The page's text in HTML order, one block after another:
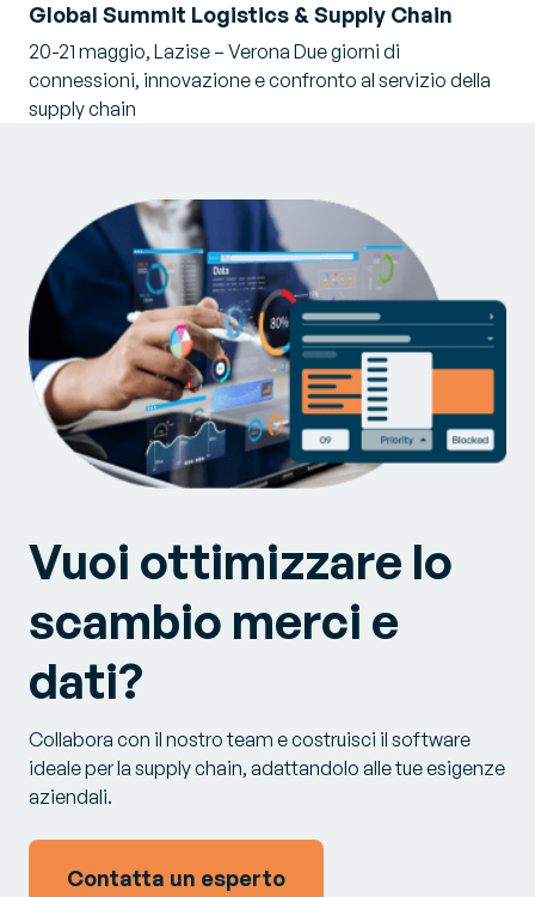
Global Summit Logistics & Supply Chain
20-21 maggio, Lazise – Verona Due giorni di
connessioni, innovazione e confronto al servizio della
supply chain
Vuoi ottimizzare lo
scambio merci e
dati?
Collabora con il nostro team e costruisci il software
ideale per la supply chain, adattandolo alle tue esigenze
aziendali.
Contatta un esperto